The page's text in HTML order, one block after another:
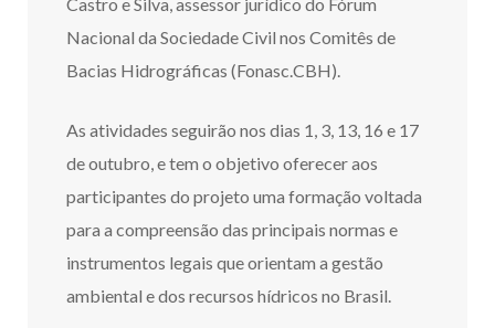
Nacional da Sociedade Civil nos Comitês de
Bacias Hidrográficas (Fonasc.CBH).
As atividades seguirão nos dias 1, 3, 13, 16 e 17
de outubro, e tem o objetivo oferecer aos
participantes do projeto uma formação voltada
para a compreensão das principais normas e
instrumentos legais que orientam a gestão
ambiental e dos recursos hídricos no Brasil.